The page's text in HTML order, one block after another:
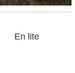
En lite